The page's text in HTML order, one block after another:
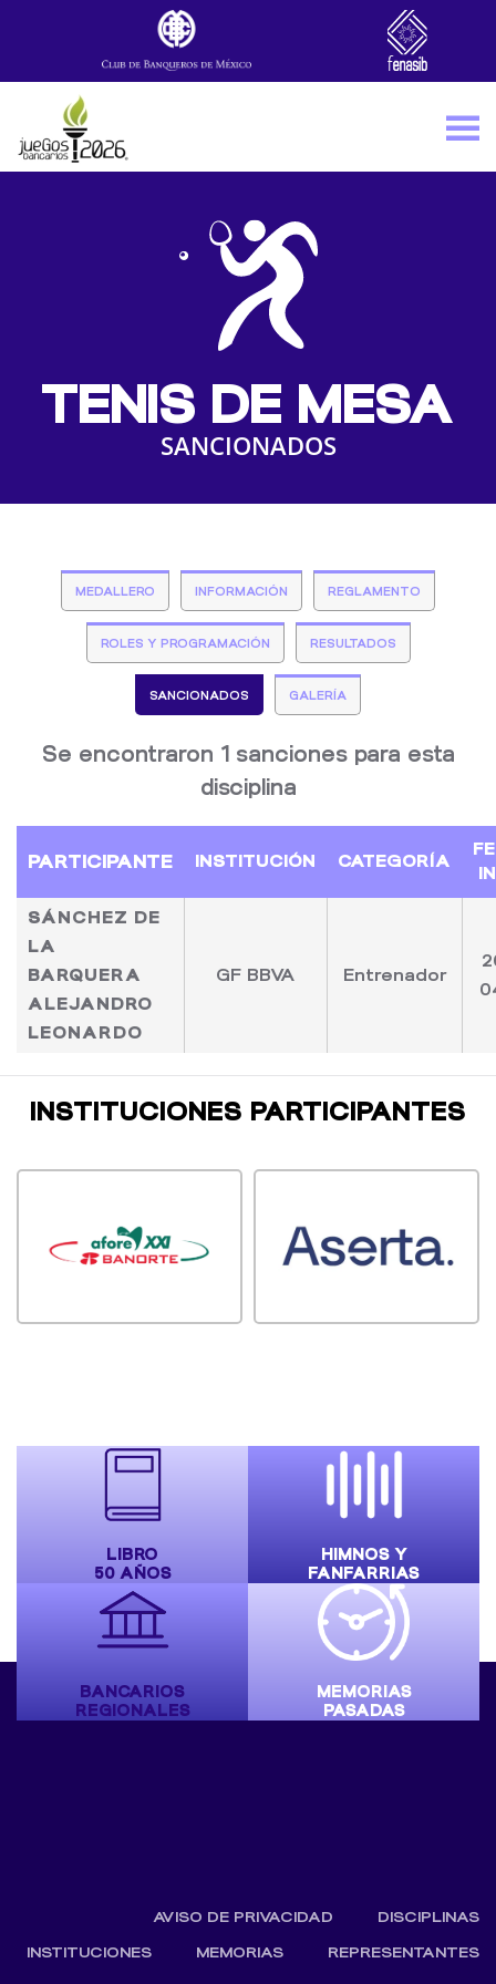
Skip to main content
TENIS DE MESA
SANCIONADOS
MEDALLERO INFORMACIÓN REGLAMENTO
ROLES Y PROGRAMACIÓN RESULTADOS
SANCIONADOS GALERÍA
Se encontraron 1 sanciones para esta
disciplina
PARTICIPANTE INSTITUCIÓN CATEGORÍA
SÁNCHEZ DE
LA
BARQUERA
ALEJANDRO
LEONARDO
GF BBVA Entrenador
INSTITUCIONES PARTICIPANTES
LIBRO
50 AÑOS
HIMNOS Y
FANFARRIAS
BANCARIOS
REGIONALES
MEMORIAS
PASADAS
AVISO DE PRIVACIDAD
DISCIPLINAS
INSTITUCIONES
MEMORIAS REPRESENTANTES